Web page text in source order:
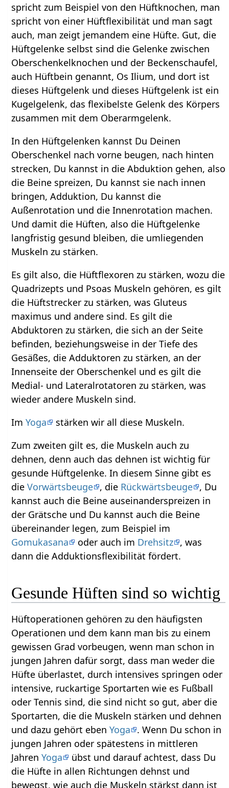
spricht zum Beispiel von den Hüftknochen, man
spricht von einer Hüftflexibilität und man sagt
auch, man zeigt jemandem eine Hüfte. Gut, die
Hüftgelenke selbst sind die Gelenke zwischen
Oberschenkelknochen und der Beckenschaufel,
auch Hüftbein genannt, Os Ilium, und dort ist
dieses Hüftgelenk und dieses Hüftgelenk ist ein
Kugelgelenk, das flexibelste Gelenk des Körpers
zusammen mit dem Oberarmgelenk.
In den Hüftgelenken kannst Du Deinen
Oberschenkel nach vorne beugen, nach hinten
strecken, Du kannst in die Abduktion gehen, also
die Beine spreizen, Du kannst sie nach innen
bringen, Adduktion, Du kannst die
Außenrotation und die Innenrotation machen.
Und damit die Hüften, also die Hüftgelenke
langfristig gesund bleiben, die umliegenden
Muskeln zu stärken.
Es gilt also, die Hüftflexoren zu stärken, wozu die
Quadrizepts und Psoas Muskeln gehören, es gilt
die Hüftstrecker zu stärken, was Gluteus
maximus und andere sind. Es gilt die
Abduktoren zu stärken, die sich an der Seite
befinden, beziehungsweise in der Tiefe des
Gesäßes, die Adduktoren zu stärken, an der
Innenseite der Oberschenkel und es gilt die
Medial- und Lateralrotatoren zu stärken, was
wieder andere Muskeln sind.
ImYoga
stärken wir all diese Muskeln.
Zum zweiten gilt es, die Muskeln auch zu
dehnen, denn auch das dehnen ist wichtig für
gesunde Hüftgelenke. In diesem Sinne gibt es
dieVorwärtsbeuge , die Rückwärtsbeuge , Du
kannst auch die Beine auseinanderspreizen in
der Grätsche und Du kannst auch die Beine
übereinander legen, zum Beispiel im
Gomukasana
oder auch im Drehsitz , was
dann die Adduktionsflexibilität fördert.
Gesunde Hüften sind so wichtig
Hüftoperationen gehören zu den häufigsten
Operationen und dem kann man bis zu einem
gewissen Grad vorbeugen, wenn man schon in
jungen Jahren dafür sorgt, dass man weder die
Hüfte überlastet, durch intensives springen oder
intensive, ruckartige Sportarten wie es Fußball
oder Tennis sind, die sind nicht so gut, aber die
Sportarten, die die Muskeln stärken und dehnen
und dazu gehört ebenYoga
. Wenn Du schon in
jungen Jahren oder spätestens in mittleren
JahrenYoga
übst und darauf achtest, dass Du
die Hüfte in allen Richtungen dehnst und
bewegst, wie auch die Muskeln stärkst dann ist